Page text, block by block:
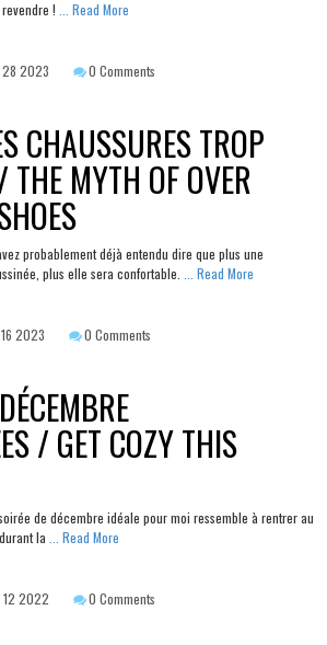
! ... Read More
28 2023 0 Comments
CHAUSSURES TROP
THE MYTH OF OVER
probablement déjà entendu dire que plus une
plus elle sera confortable.
... Read More
2023 0 Comments
/ GET COZY THIS
de décembre idéale pour moi ressemble à rentrer au
la
... Read More
12 2022 0 Comments